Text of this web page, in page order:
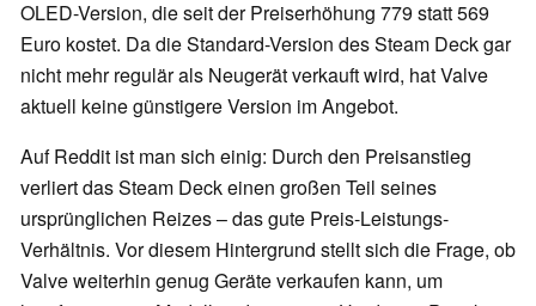
OLED-Version, die seit der Preiserhöhung 779 statt 569
Euro kostet. Da die Standard-Version des Steam Deck gar
nicht mehr regulär als Neugerät verkauft wird, hat Valve
aktuell keine günstigere Version im Angebot.
Auf Reddit ist man sich einig: Durch den Preisanstieg
verliert das Steam Deck einen großen Teil seines
ursprünglichen Reizes – das gute Preis-Leistungs-
Verhältnis. Vor diesem Hintergrund stellt sich die Frage, ob
Valve weiterhin genug Geräte verkaufen kann, um